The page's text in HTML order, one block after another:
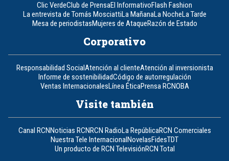
Clic VerdeClub de PrensaEl InformativoFlash Fashion
La entrevista de Tomás MosciattiLa MañanaLa NocheLa Tarde
Mesa de periodistasMujeres de AtaqueRazón de Estado
Corporativo
Responsabilidad SocialAtención al clienteAtención al inversionista
Informe de sostenibilidadCódigo de autorregulación
Ventas InternacionalesLínea ÉticaPrensa RCNOBA
Visite también
Canal RCNNoticias RCNRCN RadioLa RepúblicaRCN Comerciales
Nuestra Tele InternacionalNovelasFidesTDT
Un producto de RCN TelevisiónRCN Total